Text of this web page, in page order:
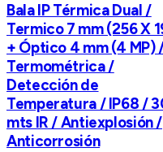
Bala IP Térmica Dual /
Termico 7 mm (256 X
+ Óptico 4 mm (4 MP)
Termométrica /
Detección de
Temperatura / IP68 /
mts IR / Antiexplosión /
Anticorrosión